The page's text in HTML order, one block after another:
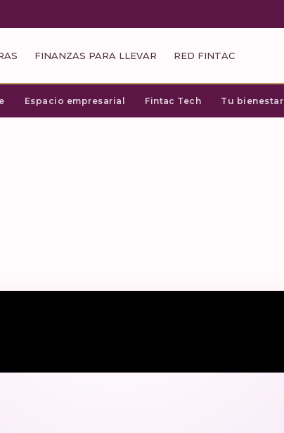
FINANZAS PARA LLEVAR RED FINTAC
Espacio empresarial Fintac Tech Tu bienestar